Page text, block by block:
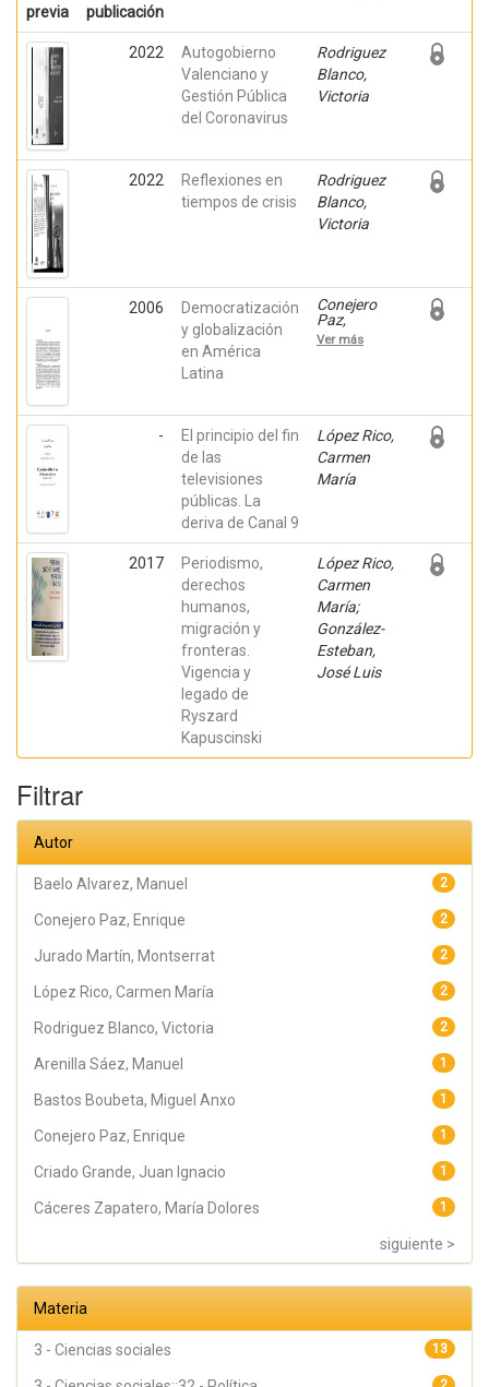
previa
publicación
2022
Autogobierno
Valenciano y
Gestión Pública
del Coronavirus
Rodriguez
Blanco,
Victoria
2022
Reflexiones en
tiempos de crisis
Rodriguez
Blanco,
Victoria
2006
Democratización
y globalización
en América
Latina
Conejero
Paz,
Enrique;
Gómez
Pérez,
John;
Vargas
Hernández,
José
Guadalupe;
Galán
Benítez,
Homero;
López
Maya,
Margarita;
Mayo
Reynal,
Susana;
Ver más
-
El principio del fin
de las
televisiones
públicas. La
deriva de Canal 9
López Rico,
Carmen
María
2017
Periodismo,
derechos
humanos,
migración y
fronteras.
Vigencia y
legado de
Ryszard
Kapuscinski
López Rico,
Carmen
María;
González-
Esteban,
José Luis
Filtrar
Autor
2
Baelo Alvarez, Manuel
2
Conejero Paz, Enrique
2
Jurado Martín, Montserrat
2
López Rico, Carmen María
2
Rodriguez Blanco, Victoria
1
Arenilla Sáez, Manuel
1
Bastos Boubeta, Miguel Anxo
1
Conejero Paz, Enrique
1
Criado Grande, Juan Ignacio
1
Cáceres Zapatero, María Dolores
siguiente >
Materia
13
3 - Ciencias sociales